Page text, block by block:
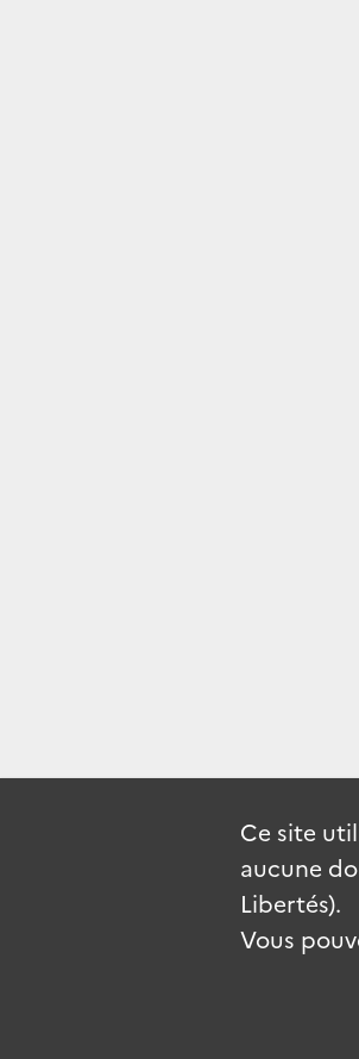
Ce site
aucune
Libertés).
Vous